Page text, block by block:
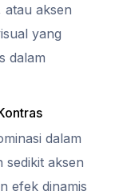
atau aksen
yang
dalam
dalam
sedikit aksen
efek dinamis